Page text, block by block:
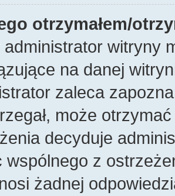
otrzymałem/
administrator witryny
na danej
zaleca
może
decyduje
wspólnego z
żadnej